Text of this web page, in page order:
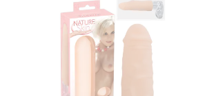
Матеріал, схожий на натуральну шкіру
Яскраво виражена головка і вени з основою
Перезаряджається
Вібруючий чудовий пеніс з усіма деталями!